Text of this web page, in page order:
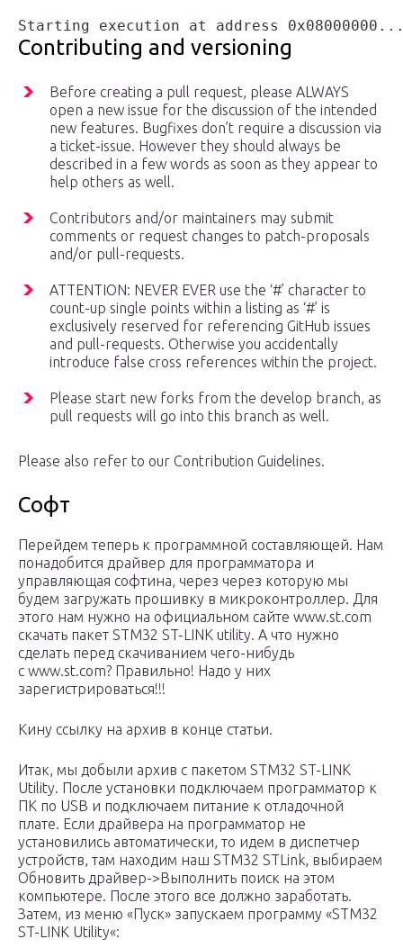
Contributing and versioning
Before creating a pull request, please ALWAYS
open a new issue for the discussion of the intended
new features. Bugfixes don’t require a discussion via
a ticket-issue. However they should always be
described in a few words as soon as they appear to
help others as well.
Contributors and/or maintainers may submit
comments or request changes to patch-proposals
and/or pull-requests.
ATTENTION: NEVER EVER use the ‘#’ character to
count-up single points within a listing as ‘#’ is
exclusively reserved for referencing GitHub issues
and pull-requests. Otherwise you accidentally
introduce false cross references within the project.
Please start new forks from the develop branch, as
pull requests will go into this branch as well.
Please also refer to our Contribution Guidelines.
Софт
Перейдем теперь к программной составляющей. Нам
понадобится драйвер для программатора и
управляющая софтина, через через которую мы
будем загружать прошивку в микроконтроллер. Для
этого нам нужно на официальном сайте www.st.com
скачать пакет STM32 ST-LINK utility. А что нужно
сделать перед скачиванием чего-нибудь
с www.st.com? Правильно! Надо у них
зарегистрироваться!!!
Кину ссылку на архив в конце статьи.
Итак, мы добыли архив с пакетом STM32 ST-LINK
Utility. После установки подключаем программатор к
ПК по USB и подключаем питание к отладочной
плате. Если драйвера на программатор не
установились автоматически, то идем в диспетчер
устройств, там находим наш STM32 STLink, выбираем
Обновить драйвер->Выполнить поиск на этом
компьютере. После этого все должно заработать.
Затем, из меню «Пуск» запускаем программу «STM32
ST-LINK Utility«: